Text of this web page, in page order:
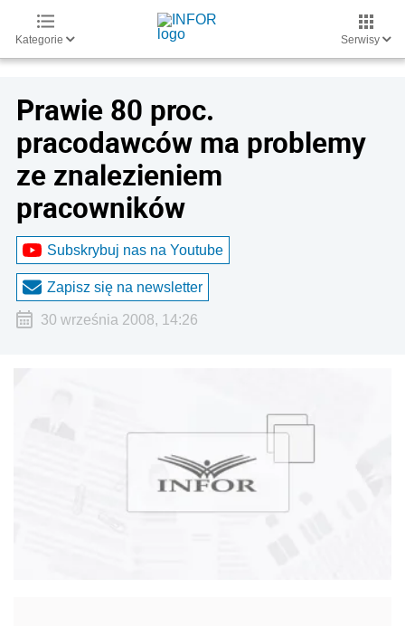
Kategorie Serwisy
Prawie 80 proc.
pracodawców ma problemy
ze znalezieniem
pracowników
Subskrybuj nas na Youtube
Zapisz się na newsletter
30 września 2008, 14:26